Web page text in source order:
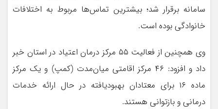
سامانه برقرار شد؛ بیشترین تماس‌ها مربوط به اختلافات
خانوادگی بوده است.
وی همچنین از فعالیت ۵۵ مرکز درمان اعتیاد در استان خبر
داد و افزود: ۴۶ مرکز اقامتی میان‌مدت (کمپ) و یک مرکز
ماده ۱۶ برای معتادان بهبودیافته در حال ارائه خدمات
درمانی و بازتوانی هستند.